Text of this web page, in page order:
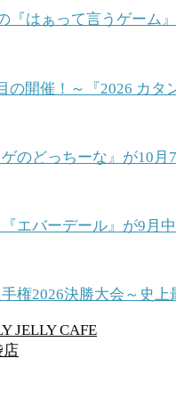
『はぁって言うゲーム
の開催！～『2026 カタ
のどっちーな』が10月
エバーデール』が9月
手権2026決勝大会～史